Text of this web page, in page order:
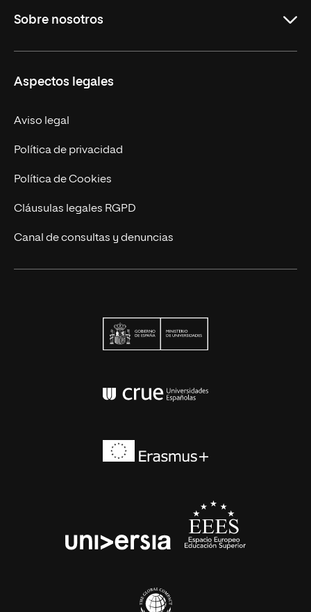
Maestrías
Educación Continuada
Sobre nosotros
Trabaja en UNIR
Actualidad
Contacto
Aspectos legales
Aviso legal
Política de privacidad
Política de Cookies
Cláusulas legales RGPD
Canal de consultas y denuncias
Conferencia de
universia